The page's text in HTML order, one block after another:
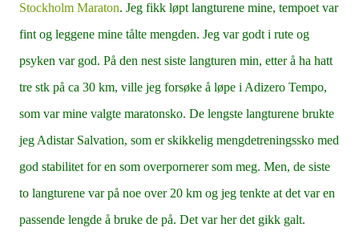
Stockholm Maraton. Jeg fikk løpt langturene mine, tempoet var
fint og leggene mine tålte mengden. Jeg var godt i rute og
psyken var god. På den nest siste langturen min, etter å ha hatt
tre stk på ca 30 km, ville jeg forsøke å løpe i Adizero Tempo,
som var mine valgte maratonsko. De lengste langturene brukte
jeg Adistar Salvation, som er skikkelig mengdetreningssko med
god stabilitet for en som overpornerer som meg. Men, de siste
to langturene var på noe over 20 km og jeg tenkte at det var en
passende lengde å bruke de på. Det var her det gikk galt.